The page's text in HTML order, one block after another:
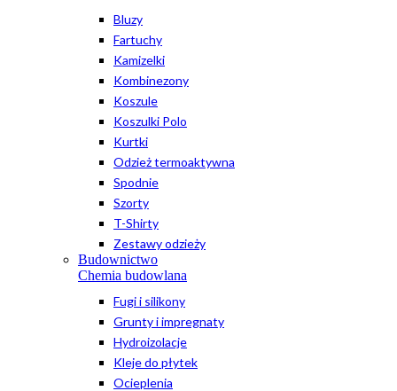
Bluzy
Fartuchy
Kamizelki
Kombinezony
Koszule
Koszulki Polo
Kurtki
Odzież termoaktywna
Spodnie
Szorty
T-Shirty
Zestawy odzieży
Budownictwo
Chemia budowlana
Fugi i silikony
Grunty i impregnaty
Hydroizolacje
Kleje do płytek
Ocieplenia